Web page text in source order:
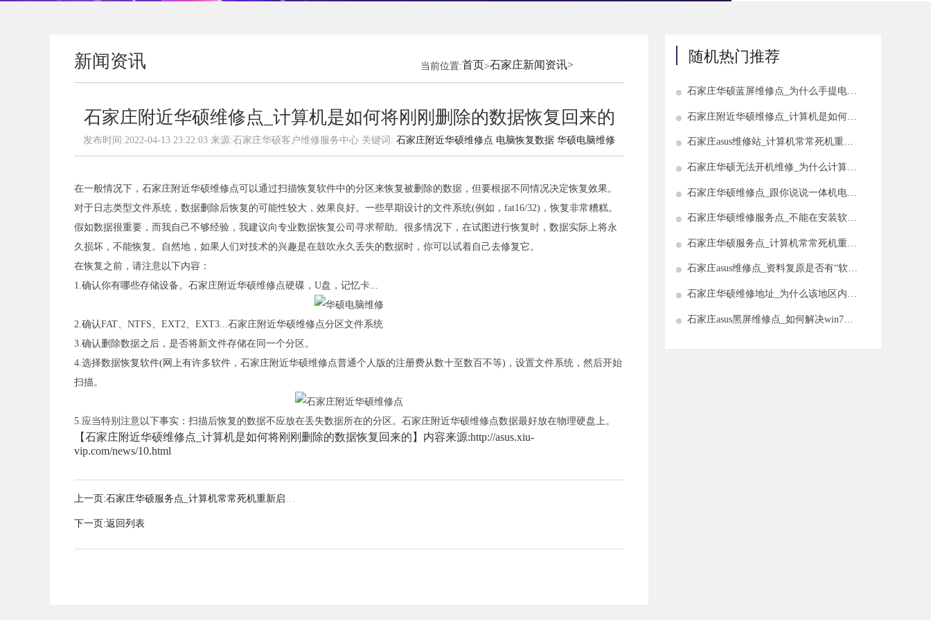
新闻资讯 当前位置:首页>石家庄新闻资讯>
石家庄附近华硕维修点_计算机是如何将刚刚删除的数据恢复回来的
发布时间:2022-04-13 23:22:03 来源:石家庄华硕客户维修服务中心 关键词: 石家庄附近华硕维修点 电脑恢复数据 华硕电脑维修
在一般情况下，石家庄附近华硕维修点可以通过扫描恢复软件中的分区来恢复被删除的数据，但要根据不同情况决定恢复效果。
对于日志类型文件系统，数据删除后恢复的可能性较大，效果良好。一些早期设计的文件系统(例如，fat16/32)，恢复非常糟糕。
假如数据很重要，而我自己不够经验，我建议向专业数据恢复公司寻求帮助。很多情况下，在试图进行恢复时，数据实际上将永
久损坏，不能恢复。自然地，如果人们对技术的兴趣是在鼓吹永久丢失的数据时，你可以试着自己去修复它。
在恢复之前，请注意以下内容：
1.确认你有哪些存储设备。石家庄附近华硕维修点硬碟，U盘，记忆卡...
2.确认FAT、NTFS、EXT2、EXT3...石家庄附近华硕维修点分区文件系统
3.确认删除数据之后，是否将新文件存储在同一个分区。
4.选择数据恢复软件(网上有许多软件，石家庄附近华硕维修点普通个人版的注册费从数十至数百不等)，设置文件系统，然后开始
扫描。
5.应当特别注意以下事实：扫描后恢复的数据不应放在丢失数据所在的分区。石家庄附近华硕维修点数据最好放在物理硬盘上。
【石家庄附近华硕维修点_计算机是如何将刚刚删除的数据恢复回来的】内容来源:http://asus.xiu-
vip.com/news/10.html
上一页:石家庄华硕服务点_计算机常常死机重新启动
下一页:返回列表
随机热门推荐
石家庄华硕蓝屏维修点_为什么手提电脑
石家庄附近华硕维修点_计算机是如何将
石家庄asus维修站_计算机常常死机重新
石家庄华硕无法开机维修_为什么计算机
石家庄华硕维修点_跟你说说一体机电脑
石家庄华硕维修服务点_不能在安装软件
石家庄华硕服务点_计算机常常死机重新
石家庄asus维修点_资料复原是否有“软硬
石家庄华硕维修地址_为什么该地区内没
石家庄asus黑屏维修点_如何解决win7桌